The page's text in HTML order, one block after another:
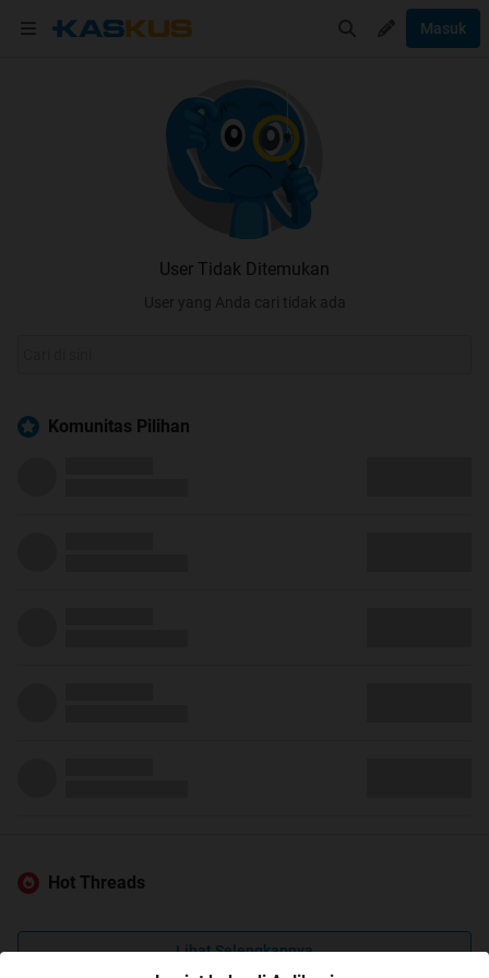
Masuk
User Tidak Ditemukan
User yang Anda cari tidak ada
Komunitas Pilihan
Hot Threads
Lihat Selengkapnya